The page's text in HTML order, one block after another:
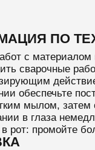
ПО
с материалом
сварочные
обеспечьте
мылом, затем
в глаза
рот: промойте